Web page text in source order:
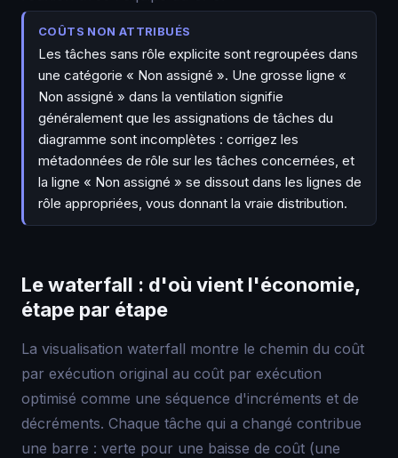
COÛTS NON ATTRIBUÉS
Les tâches sans rôle explicite sont regroupées dans
une catégorie « Non assigné ». Une grosse ligne «
Non assigné » dans la ventilation signifie
généralement que les assignations de tâches du
diagramme sont incomplètes : corrigez les
métadonnées de rôle sur les tâches concernées, et
la ligne « Non assigné » se dissout dans les lignes de
rôle appropriées, vous donnant la vraie distribution.
Le waterfall : d'où vient l'économie,
étape par étape
La visualisation waterfall montre le chemin du coût
par exécution original au coût par exécution
optimisé comme une séquence d'incréments et de
décréments. Chaque tâche qui a changé contribue
une barre : verte pour une baisse de coût (une